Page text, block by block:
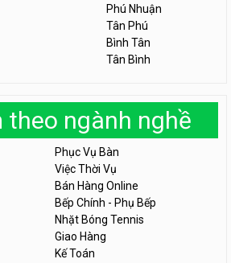
Phú Nhuận
Tân Phú
Bình Tân
Tân Bình
theo ngành nghề
Phục Vụ Bàn
Việc Thời Vụ
Bán Hàng Online
Bếp Chính - Phụ Bếp
Nhặt Bóng Tennis
Giao Hàng
Kế Toán